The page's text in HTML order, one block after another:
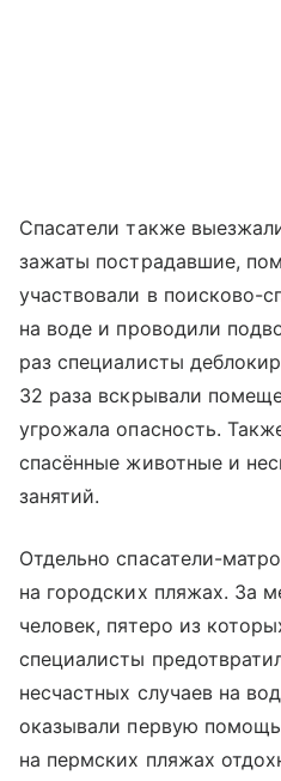
Спасатели также
зажаты пострадавшие,
участвовали в поисково-
на воде и проводили
раз специалисты
32 раза вскрывали
угрожала опасность.
спасённые животные и
занятий.
Отдельно спасатели-
на городских пляжах. За
человек, пятеро из
специалисты
несчастных случаев на
оказывали первую
на пермских пляжах